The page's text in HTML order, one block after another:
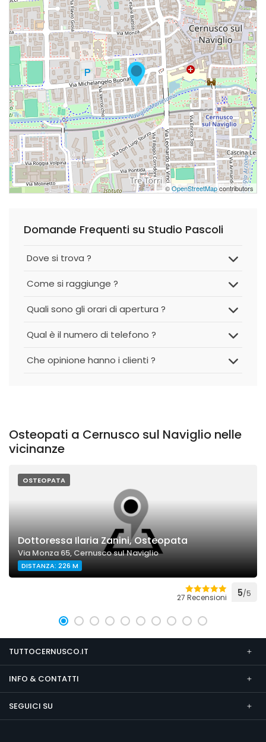
©OpenStreetMapcontributors
Domande Frequenti su Studio Pascoli
Dove si trova ?
Come si raggiunge ?
Quali sono gli orari di apertura ?
Qual è il numero di telefono ?
Che opinione hanno i clienti ?
Osteopati a Cernusco sul Naviglio nelle
vicinanze
OSTEOPATA
Dottoressa Ilaria Zanini, Osteopata
Via Monza 65, Cernusco sul Naviglio
DISTANZA: 226 M
27 Recensioni 5/5
TUTTOCERNUSCO.IT
INFO & CONTATTI
SEGUICI SU